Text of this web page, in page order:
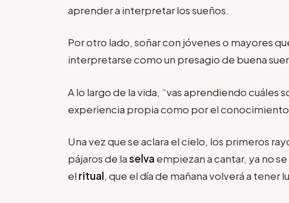
aprender a interpretar los sueños.
Por otro lado, soñar con jóvenes o mayores
interpretarse como un presagio de buena
A lo largo de la vida, “vas aprendiendo cuáles
experiencia propia como por el conocimiento
Una vez que se aclara el cielo, los primeros
pájaros de laselva empiezan a cantar, ya no
el ritual, que el día de mañana volverá a tener